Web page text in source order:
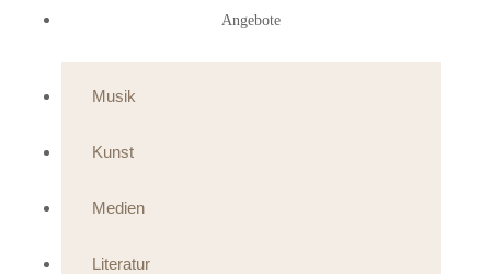
Angebote
Musik
Kunst
Medien
Literatur